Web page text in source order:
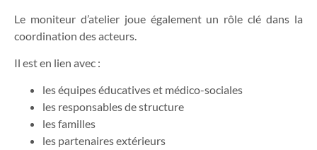
Le moniteur d’atelier joue également un rôle clé dans la
coordination des acteurs.
Il est en lien avec :
les équipes éducatives et médico-sociales
les responsables de structure
les familles
les partenaires extérieurs